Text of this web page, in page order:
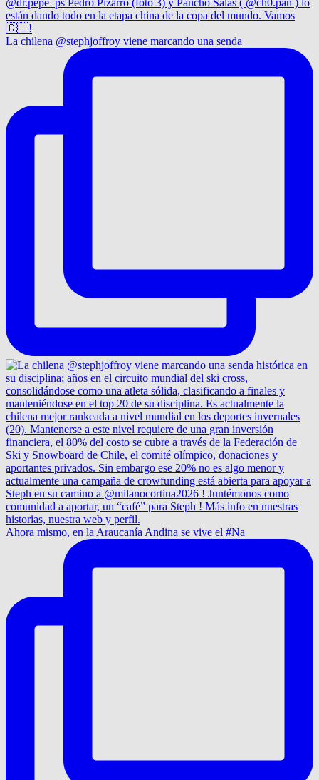
La chilena @stephjoffroy viene marcando una senda
Ahora mismo, en la Araucanía Andina se vive el #Na